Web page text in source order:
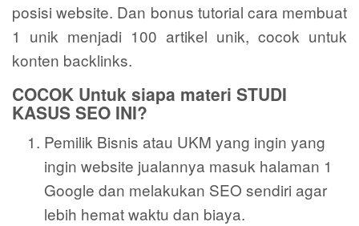
posisi website. Dan bonus tutorial cara membuat
1 unik menjadi 100 artikel unik, cocok untuk
konten backlinks.
COCOK Untuk siapa materi STUDI
KASUS SEO INI?
Pemilik Bisnis atau UKM yang ingin yang
ingin website jualannya masuk halaman 1
Google dan melakukan SEO sendiri agar
lebih hemat waktu dan biaya.